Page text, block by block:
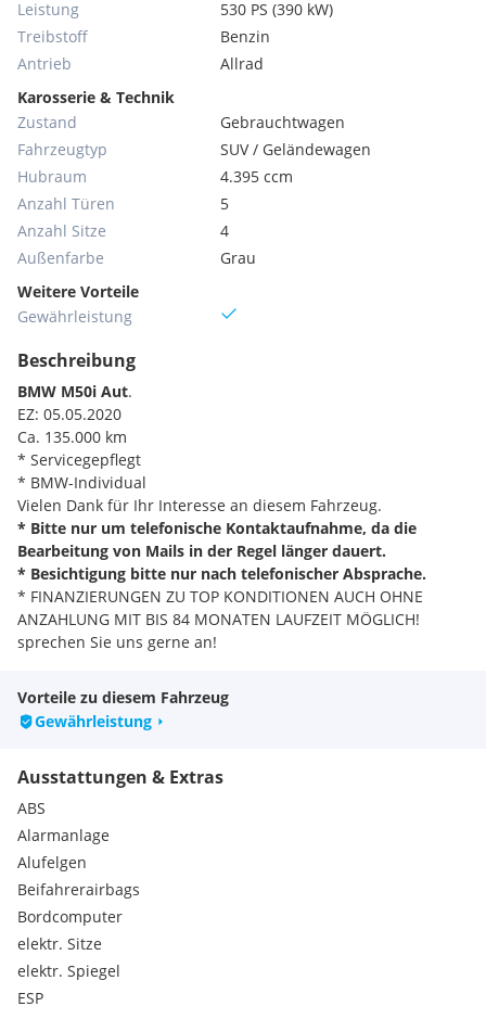
Leistung
530 PS (390 kW)
Treibstoff
Benzin
Antrieb
Allrad
Karosserie & Technik
Zustand
Gebrauchtwagen
Fahrzeugtyp
SUV / Geländewagen
Hubraum
4.395 ccm
Anzahl Türen
5
Anzahl Sitze
4
Außenfarbe
Grau
Weitere Vorteile
Gewährleistung
Beschreibung
BMW M50i Aut.
EZ: 05.05.2020
Ca. 135.000 km
* Servicegepflegt
* BMW-Individual
Vielen Dank für Ihr Interesse an diesem Fahrzeug.
* Bitte nur um telefonische Kontaktaufnahme, da die
Bearbeitung von Mails in der Regel länger dauert.
* Besichtigung bitte nur nach telefonischer Absprache.
* FINANZIERUNGEN ZU TOP KONDITIONEN AUCH OHNE
ANZAHLUNG MIT BIS 84 MONATEN LAUFZEIT MÖGLICH!
sprechen Sie uns gerne an!
sprechen Sie uns an!
* Wir sind Montags bis Freitags von 9:00 Uhr bis 18:00 Uhr
und Samstags von 10:00 Uhr bis 13:00 Uhr für Sie da.
Aktive Sitzbelüftung vorn
Anhängerkupplung (Kugelkopf schwenkbar)
BMW Display-Key
DAB-Tuner (Radioempfang digital)
Dachhimmel Alcantara / Anthrazit
Fahrassistenz-System: Driving Assistant Professional
Gepäckraum-Paket
Getränkehalter mit Kühlfunktion / Wärmefunktion
Head-up-Display
Induktionsladeschale für Smartphone (Wireless Charging)
Innenausstattung: Glas-Applikationen (CraftedClarity) für
Vorteile zu diesem Fahrzeug
Gewährleistung
Ausstattungen & Extras
ABS
Alarmanlage
Alufelgen
Beifahrerairbags
Bordcomputer
elektr. Sitze
elektr. Spiegel
ESP